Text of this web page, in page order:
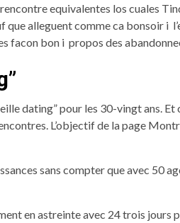
equivalentes los cuales
alleguent comme ca bonsoir i
bon i propos des
dating” pour les 30-vingt ans.
L’objectif de la page
sans compter que avec 50
en astreinte avec 24 trois jours